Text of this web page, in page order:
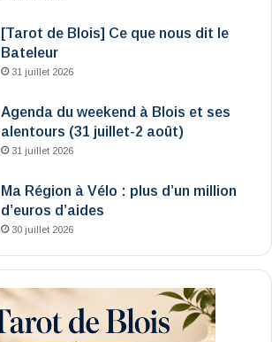
[Tarot de Blois] Ce que nous dit le
Bateleur
31 juillet 2026
Agenda du weekend à Blois et ses
alentours (31 juillet-2 août)
31 juillet 2026
Ma Région à Vélo : plus d’un million
d’euros d’aides
30 juillet 2026